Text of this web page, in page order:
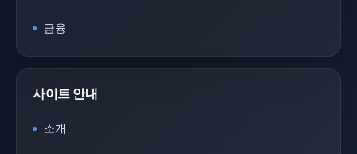
금융
사이트 안내
소개